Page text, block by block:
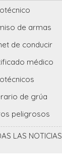
LAS NOTICIAS
de armas
de conducir
médico
de grúa
peligrosos